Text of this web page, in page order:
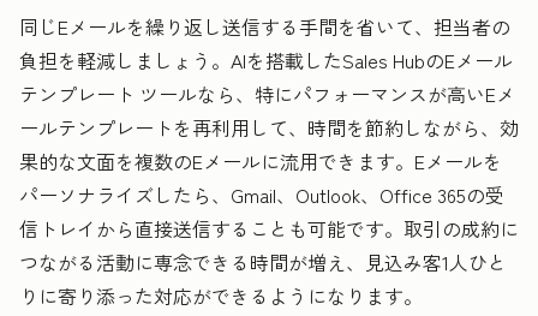
同じEメールを繰り返し送信する手間を省いて、担当者の
負担を軽減しましょう。AIを搭載したSales HubのEメール
テンプレート ツールなら、特にパフォーマンスが高いEメ
ールテンプレートを再利用して、時間を節約しながら、効
果的な文面を複数のEメールに流用できます。Eメールを
パーソナライズしたら、Gmail、Outlook、Office 365の受
信トレイから直接送信することも可能です。取引の成約に
つながる活動に専念できる時間が増え、見込み客1人ひと
りに寄り添った対応ができるようになります。